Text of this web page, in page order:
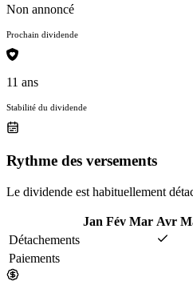
Non annoncé
Prochain dividende
11 ans
Stabilité du dividende
Rythme des versements
Le dividende est habituellement
Jan Fév Mar Avr
Détachements
Paiements